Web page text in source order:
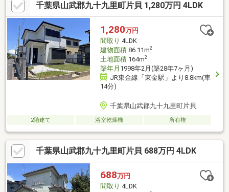
千葉県山武郡九十九里町片貝 1,280万円 4LDK
1,280万円
間取り 4LDK
建物面積86.11m2
土地面積164m2
築年月 1998年2月(築28年7ヶ月)
JR東金線「東金駅」より8.8km(車
14分)
千葉県山武郡九十九里町片貝
2階建て 浴室乾燥機 所有権
千葉県山武郡九十九里町片貝 688万円 4LDK
688万円
間取り 4LDK